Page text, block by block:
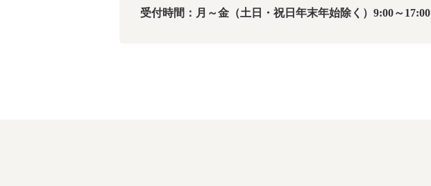
受付時間：月～金（土日・祝日年末年始除く）9:00～17:00